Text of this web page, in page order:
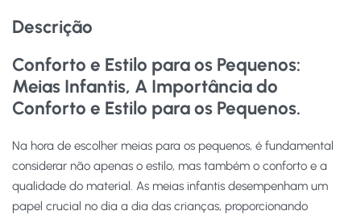
Descrição
Conforto e Estilo para os Pequenos:
Meias Infantis, A Importância do
Conforto e Estilo para os Pequenos.
Na hora de escolher meias para os pequenos, é fundamental
considerar não apenas o estilo, mas também o conforto e a
qualidade do material. As meias infantis desempenham um
papel crucial no dia a dia das crianças, proporcionando